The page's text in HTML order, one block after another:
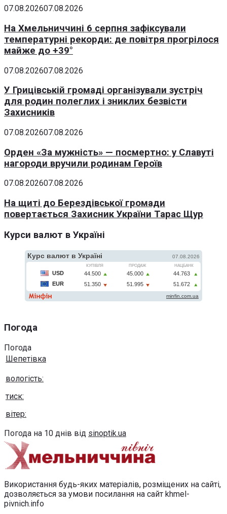
07.08.202607.08.2026
На Хмельниччині 6 серпня зафіксували
температурні рекорди: де повітря прогрілося
майже до +39°
07.08.202607.08.2026
У Грицівській громаді організували зустріч
для родин полеглих і зниклих безвісти
Захисників
07.08.202607.08.2026
Орден «За мужність» — посмертно: у Славуті
нагороди вручили родинам Героїв
07.08.202607.08.2026
На щиті до Берездівської громади
повертається Захисник України Тарас Щур
Курси валют в Україні
Погода
Погода
Шепетівка
вологість:
тиск:
вітер:
Погода на 10 днів від sinoptik.ua
Використання будь-яких матеріалів, розміщених на сайті,
дозволяється за умови посилання на сайт khmel-
pivnich.info